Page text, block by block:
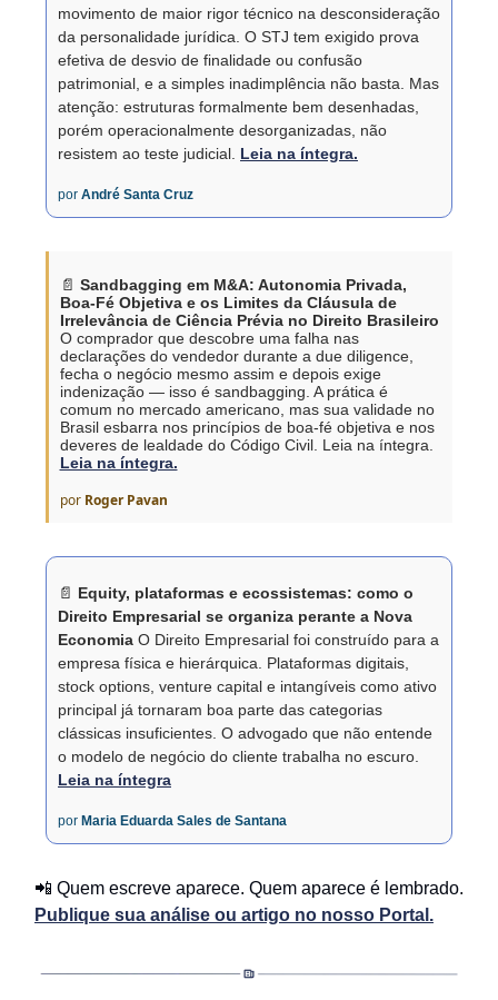
movimento de maior rigor técnico na desconsideração
da personalidade jurídica. O STJ tem exigido prova
efetiva de desvio de finalidade ou confusão
patrimonial, e a simples inadimplência não basta. Mas
atenção: estruturas formalmente bem desenhadas,
porém operacionalmente desorganizadas, não
resistem ao teste judicial. Leia na íntegra.
por André Santa Cruz
📄 Sandbagging em M&A: Autonomia Privada,
Boa-Fé Objetiva e os Limites da Cláusula de
Irrelevância de Ciência Prévia no Direito Brasileiro
O comprador que descobre uma falha nas
declarações do vendedor durante a due diligence,
fecha o negócio mesmo assim e depois exige
indenização — isso é sandbagging. A prática é
comum no mercado americano, mas sua validade no
Brasil esbarra nos princípios de boa-fé objetiva e nos
deveres de lealdade do Código Civil. Leia na íntegra.
Leia na íntegra.
por Roger Pavan
📄 Equity, plataformas e ecossistemas: como o
Direito Empresarial se organiza perante a Nova
Economia O Direito Empresarial foi construído para a
empresa física e hierárquica. Plataformas digitais,
stock options, venture capital e intangíveis como ativo
principal já tornaram boa parte das categorias
clássicas insuficientes. O advogado que não entende
o modelo de negócio do cliente trabalha no escuro.
Leia na íntegra
por Maria Eduarda Sales de Santana
📲 Quem escreve aparece. Quem aparece é lembrado.
Publique sua análise ou artigo no nosso Portal.